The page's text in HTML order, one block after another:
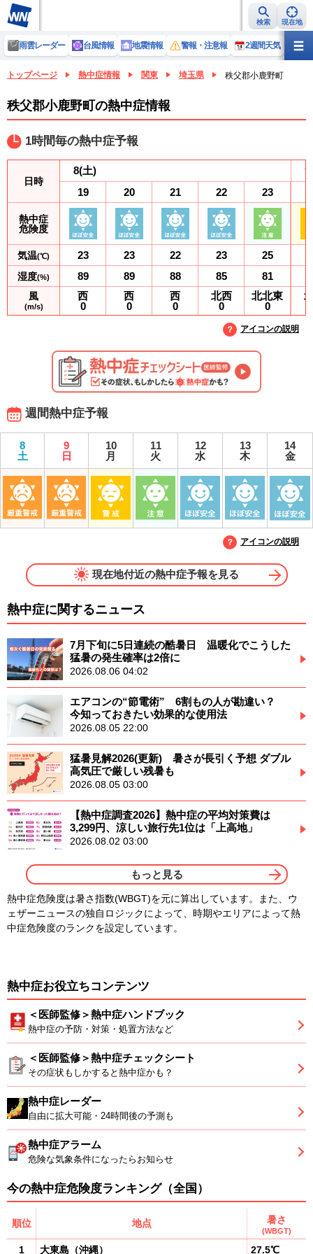
検索 現在地
雨雲レーダー 台風情報 地震情報 警報・注意報 2週間天気 ラ
トップページ 熱中症情報 関東 埼玉県 秩父郡小鹿野町
秩父郡小鹿野町の熱中症情報
1時間毎の熱中症予報
日時
熱中症
危険度
気温(℃)
湿度(%)
風
(m/s)
8(土)
19
23
89
西
0
20
23
89
西
0
21
22
88
西
0
22
23
85
北西
0
23
25
81
北北東
0
9
アイコンの説明
週間熱中症予報
8
土
9
日
10
月
11
火
12
水
13
木
14
金
アイコンの説明
現在地付近の熱中症予報を見る
熱中症に関するニュース
7月下旬に5日連続の酷暑日 温暖化でこうした
猛暑の発生確率は2倍に
2026.08.06 04:02
エアコンの“節電術” 6割もの人が勘違い？
今知っておきたい効果的な使用法
2026.08.05 22:00
猛暑見解2026(更新) 暑さが長引く予想 ダブル
高気圧で厳しい残暑も
2026.08.05 03:00
【熱中症調査2026】熱中症の平均対策費は
3,299円、涼しい旅行先1位は「上高地」
2026.08.02 03:00
もっと見る
熱中症危険度は暑さ指数(WBGT)を元に算出しています。また、ウ
ェザーニュースの独自ロジックによって、時期やエリアによって熱
中症危険度のランクを設定しています。
熱中症お役立ちコンテンツ
＜医師監修＞熱中症ハンドブック
熱中症の予防・対策・処置方法など
＜医師監修＞熱中症チェックシート
その症状もしかすると熱中症かも？
熱中症レーダー
自由に拡大可能・24時間後の予測も
熱中症アラーム
危険な気象条件になったらお知らせ
今の熱中症危険度ランキング（全国）
順位 地点 暑さ
(WBGT)
1 大東島 （沖縄） 27.5℃